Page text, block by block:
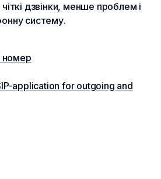
дзвінки, менше проблем і
систему.
номер
application for outgoing and